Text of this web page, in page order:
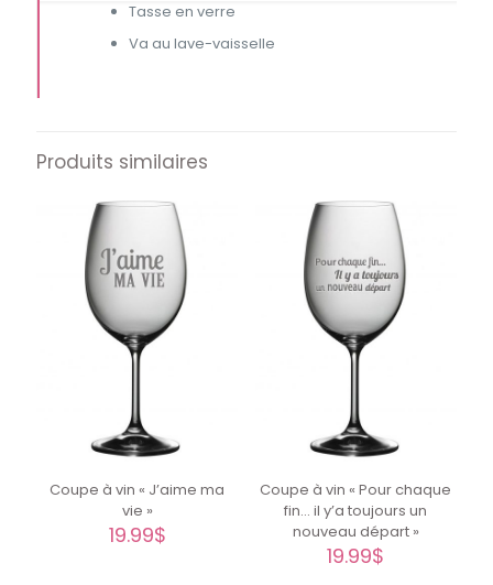
Tasse en verre
Va au lave-vaisselle
Produits similaires
Coupe à vin « J’aime ma
vie »
19.99$
Coupe à vin « Pour chaque
fin… il y’a toujours un
nouveau départ »
19.99$